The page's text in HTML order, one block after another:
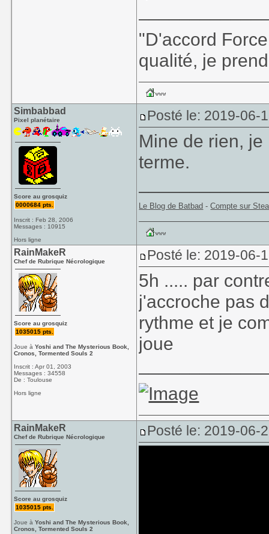
"D'accord
qualité, je
Simbabbad
Pixel planétaire
Score au grosquiz
0000684 pts.
Inscrit : Feb 28, 2006
Messages : 10915
Hors ligne
Posté le: 2019-06-
Mine de rien,
terme.
Le Blog de Batbad -Compte sur
RainMakeR
Chef de Rubrique Nécrologique
Score au grosquiz
1035015 pts.
Joue àYoshi and The Mysterious Book,
Cronos, Tormented Souls 2
Inscrit : Apr 01, 2003
Messages : 34558
De : Toulouse
Hors ligne
Posté le: 2019-06-
5h ..... par
j'accroche pas
rythme et je
joue
RainMakeR
Chef de Rubrique Nécrologique
Score au grosquiz
1035015 pts.
Joue àYoshi and The Mysterious Book,
Cronos, Tormented Souls 2
Posté le: 2019-06-